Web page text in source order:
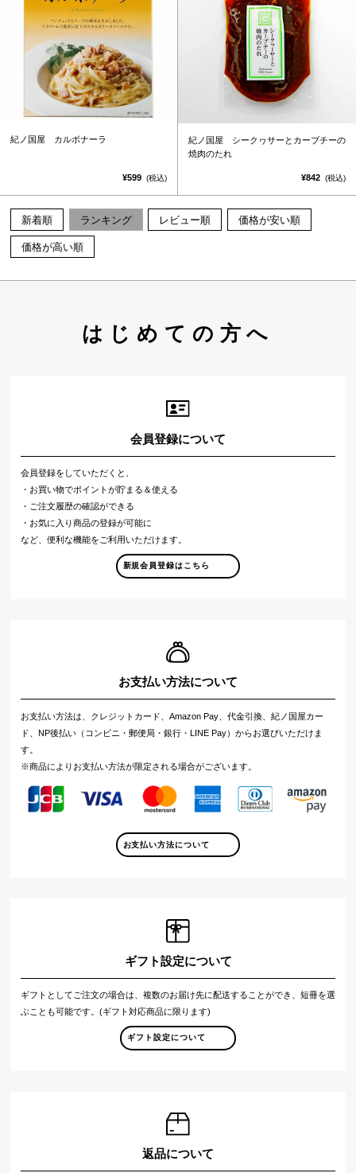
紀ノ国屋 カルボナーラ
¥599 (税込)
紀ノ国屋 シークヮサーとカーブチーの
焼肉のたれ
¥842 (税込)
新着順 ランキング レビュー順 価格が安い順
価格が高い順
はじめての方へ
会員登録について
会員登録をしていただくと、
・お買い物でポイントが貯まる＆使える
・ご注文履歴の確認ができる
・お気に入り商品の登録が可能に
など、便利な機能をご利用いただけます。
新規会員登録はこちら
お支払い方法について
お支払い方法は、クレジットカード、Amazon Pay、代金引換、紀ノ国屋カー
ド、NP後払い（コンビニ・郵便局・銀行・LINE Pay）からお選びいただけま
す。
※商品によりお支払い方法が限定される場合がございます。
お支払い方法について
ギフト設定について
ギフトとしてご注文の場合は、複数のお届け先に配送することができ、短冊を選
ぶことも可能です。(ギフト対応商品に限ります)
ギフト設定について
返品について